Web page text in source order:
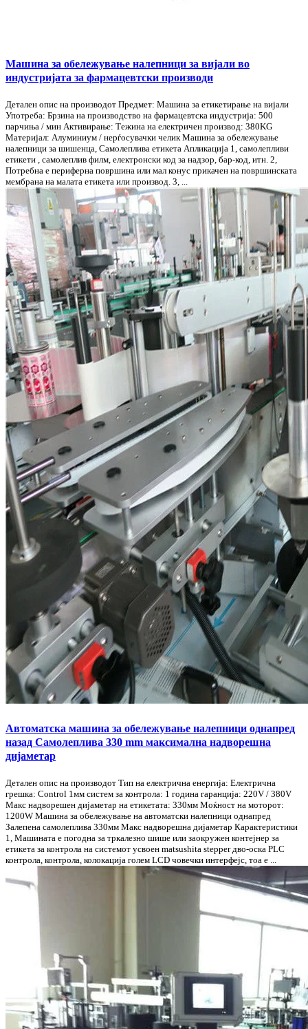
Машина за обележување налепници за вијали во
индустријата за фармацевтски производи
Детален опис на производот Предмет: Машина за етикетирање на вијали
Употреба: Брзина на производство на фармацевтска индустрија: 500
парчиња / мин Активирање: Тежина на електричен производ: 380KG
Материјал: Алуминиум / нерѓосувачки челик Машина за обележување
налепници за шишенца, Самолеплива етикета Апликација 1, самолепливи
етикети , самолеплив филм, електронски код за надзор, бар-код, итн. 2,
Потребна е периферна површина или мал конус прикачен на површинската
мембрана на малата етикета или производ. 3, ...
Автоматска машина за обележување налепници однапред
назад Самолеплива 330 mm максимална надворешна
дијаметар
Детален опис на производот Тип на електрична енергија: Електрична
грешка: Control 1мм систем за контрола: 1 година гаранција: 220V / 380V
Макс надворешен дијаметар на етикетата: 330мм Моќност на моторот:
1200W Машина за обележување на автоматски налепници однапред
Залепена самолеплива 330мм Макс надворешна дијаметар Карактеристики
1, Машината е погодна за тркалезно шише или заокружен контејнер за
етикета за контрола на системот усвоен matsushita stepper дво-оска PLC
контрола, контрола, колокација голем LCD човечки интерфејс, тоа е ...